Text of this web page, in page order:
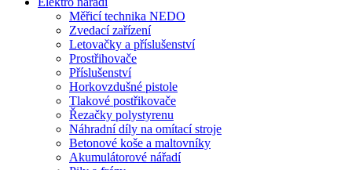
Měřicí technika NEDO
Zvedací zařízení
Letovačky a příslušenství
Prostřihovače
Příslušenství
Horkovzdušné pistole
Tlakové postřikovače
Řezačky polystyrenu
Náhradní díly na omítací stroje
Betonové koše a maltovníky
Akumulátorové nářadí